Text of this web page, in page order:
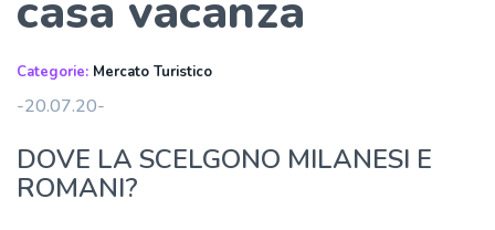
Categorie: Mercato Turistico
-20.07.20-
DOVE LA SCELGONO MILANESI E
ROMANI?